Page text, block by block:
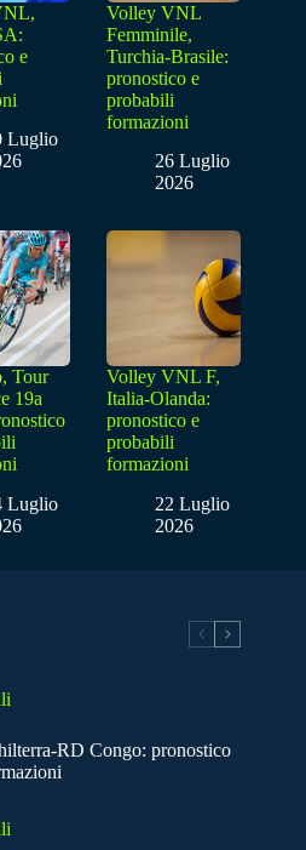
e
Luglio
Volley VNL
Femminile,
Turchia-Brasile:
pronostico e
probabili
formazioni
26 Luglio
2026
Tour
19a
Luglio
Volley VNL F,
Italia-Olanda:
pronostico e
probabili
formazioni
22 Luglio
2026
RD Congo: pronostico